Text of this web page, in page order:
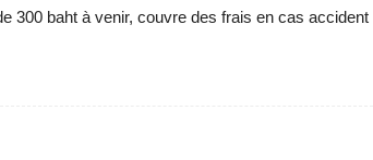
300 baht à venir, couvre des frais en cas accident